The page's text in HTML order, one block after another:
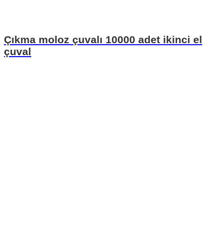
Çıkma moloz çuvalı 10000 adet ikinci el
çuval